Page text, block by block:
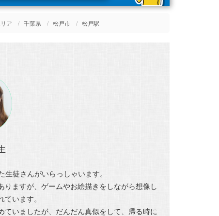
ア 千葉県 松戸市 松戸駅
徒さんがいらっしゃいます。
ますが、ゲームやお絵描きをしながら想像し
います。
いましたが、だんだん真似をして、帰る時に